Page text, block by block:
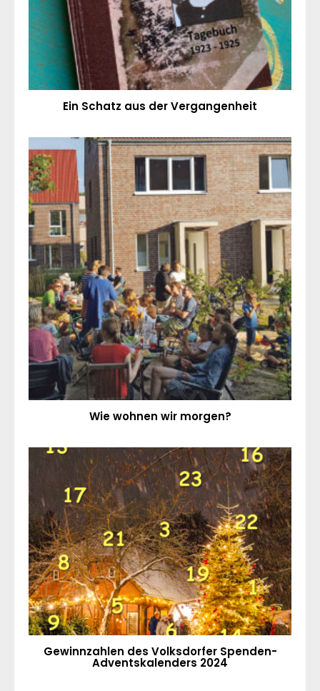
Ein Schatz aus der Vergangenheit
Wie wohnen wir morgen?
Gewinnzahlen des Volksdorfer Spenden-
Adventskalenders 2024